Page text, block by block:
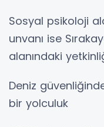
Sosyal psikoloji
unvanı ise
alanındaki
Deniz
bir yolculuk